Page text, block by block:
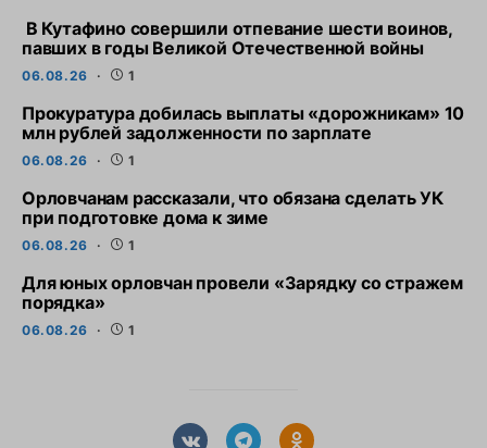
В Кутафино совершили отпевание шести воинов,
павших в годы Великой Отечественной войны
06.08.26 1
Прокуратура добилась выплаты «дорожникам» 10
млн рублей задолженности по зарплате
06.08.26 1
Орловчанам рассказали, что обязана сделать УК
при подготовке дома к зиме
06.08.26 1
Для юных орловчан провели «Зарядку со стражем
порядка»
06.08.26 1